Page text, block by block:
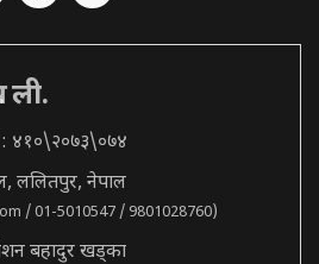
ली.
: ४१०\२०७३\०७४
ललितपुर, नेपाल
/ 01-5010547 / 9801028760)
बहादुर खड्का